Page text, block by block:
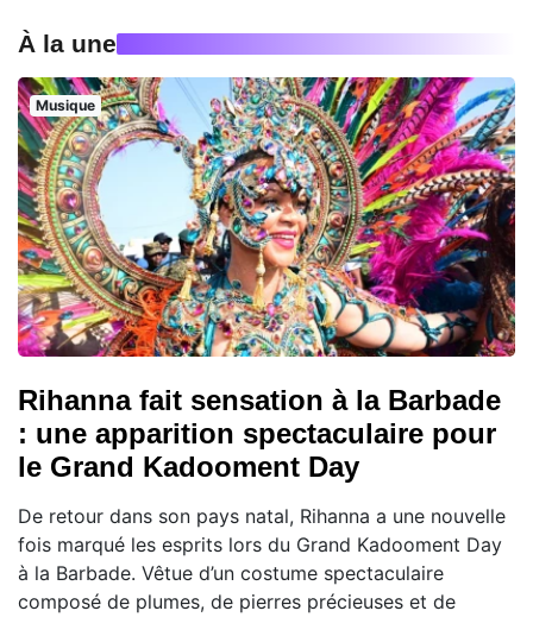
À la une
Musique
Rihanna fait sensation à la Barbade
: une apparition spectaculaire pour
le Grand Kadooment Day
De retour dans son pays natal, Rihanna a une nouvelle
fois marqué les esprits lors du Grand Kadooment Day
à la Barbade. Vêtue d’un costume spectaculaire
composé de plumes, de pierres précieuses et de